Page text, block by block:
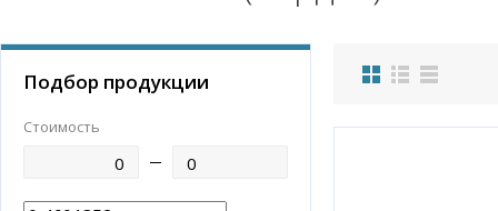
Подбор продукции
Стоимость